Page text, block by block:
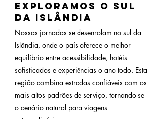
Exploramos o sul
da Islândia
Nossas jornadas se desenrolam no sul da
Islândia, onde o país oferece o melhor
equilíbrio entre acessibilidade, hotéis
sofisticados e experiências o ano todo. Esta
região combina estradas confiáveis com os
mais altos padrões de serviço, tornando-se
o cenário natural para viagens